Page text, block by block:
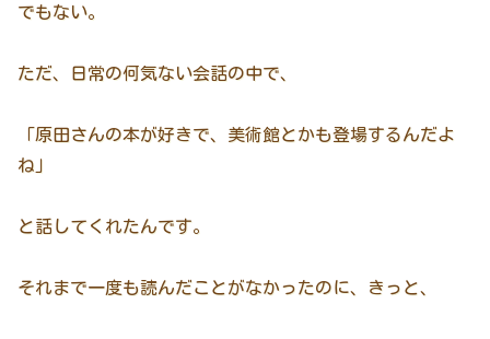
でもない。
ただ、日常の何気ない会話の中で、
「原田さんの本が好きで、美術館とかも登場するんだよ
ね」
と話してくれたんです。
それまで一度も読んだことがなかったのに、きっと、